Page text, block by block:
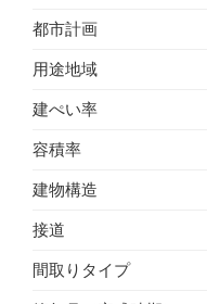
都市計画
用途地域
建ぺい率
容積率
建物構造
接道
間取りタイプ